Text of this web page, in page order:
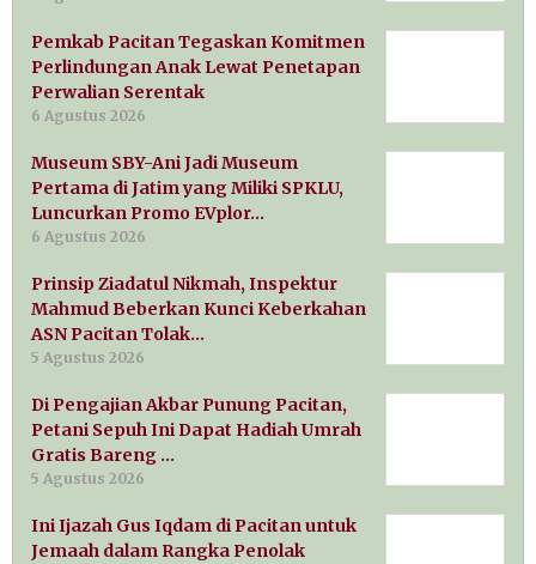
Pemkab Pacitan Tegaskan Komitmen
Perlindungan Anak Lewat Penetapan
Perwalian Serentak
6 Agustus 2026
Museum SBY-Ani Jadi Museum
Pertama di Jatim yang Miliki SPKLU,
Luncurkan Promo EVplor…
6 Agustus 2026
Prinsip Ziadatul Nikmah, Inspektur
Mahmud Beberkan Kunci Keberkahan
ASN Pacitan Tolak…
5 Agustus 2026
Di Pengajian Akbar Punung Pacitan,
Petani Sepuh Ini Dapat Hadiah Umrah
Gratis Bareng …
5 Agustus 2026
Ini Ijazah Gus Iqdam di Pacitan untuk
Jemaah dalam Rangka Penolak